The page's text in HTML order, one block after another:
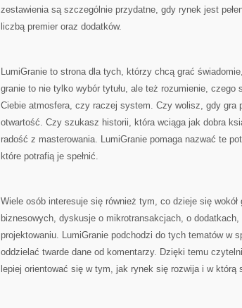
zestawienia są szczególnie przydatne, gdy rynek jest
liczbą premier oraz dodatków.
LumiGranie to strona dla tych, którzy chcą grać
granie to nie tylko wybór tytułu, ale też rozumienie,
Ciebie atmosfera, czy raczej system. Czy wolisz, gdy gra
otwartość. Czy szukasz historii, która wciąga jak dobra
radość z masterowania. LumiGranie pomaga nazwać te
które potrafią je spełnić.
Wiele osób interesuje się również tym, co dzieje się
biznesowych, dyskusje o mikrotransakcjach, o
projektowaniu. LumiGranie podchodzi do tych tematów w
oddzielać twarde dane od komentarzy. Dzięki temu
lepiej orientować się w tym, jak rynek się rozwija i w którą